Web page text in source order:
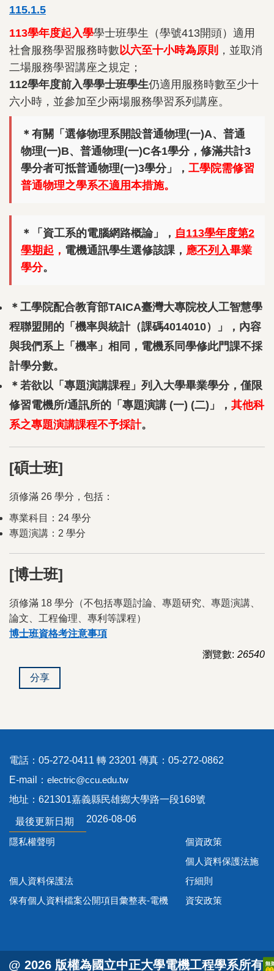
115.1.5
113學年度起入學學士班學生（學號413開頭）適用
社會服務學習服務時數以六至十小時為原則 ，並取消
二場服務學習講座之規定；
112學年度前入學學士班學生仍適用服務時數至少十
六小時，並參加至少兩場服務學習系列講座。
＊有關「選修物理系開設普通物理(一)A、普通
物理(一)B、普通物理(一)C各1學分，修滿共計3
學分者可抵普通物理(一)3學分」， 工學院需修習
普通物理之學系不適用本措施。
＊「資工系的電腦網路概論」， 自113學年度第2
學期起 ， 電機通訊學生選修該課， 應不列入畢業
學分。
＊工學院配合教育部TAICA臺灣大專院校人工智慧學
程聯盟開的「機率與統計（課碼4014010）」，內容
與我們系上「機率」相同，電機系同學修此門課不採
計學分數。
＊若欲以「專題演講課程」列入大學畢業學分，僅限
修習電機所/通訊所的「專題演講 (一) (二)」， 其他科
系之專題演講課程不予採計。
[碩士班]
須修滿 26 學分，包括：
專業科目：24 學分
專題演講：2 學分
[博士班]
須修滿 18 學分（不包括專題討論、專題研究、專題演講、
論文、工程倫理、專利等課程）
博士班資格考注意事項
瀏覽數: 26540
分享
電話：05-272-0411 轉 23201 傳真：05-272-0862
E-mail： electric@ccu.edu.tw
地址：621301嘉義縣民雄鄉大學路一段168號
最後更新日期 2026-08-06
隱私權聲明 個資政策
個人資料保護法
個人資料保護法施
行細則
保有個人資料檔案公開項目彙整表-電機
資安政策
@ 2026 版權為國立中正大學電機工程學系所有